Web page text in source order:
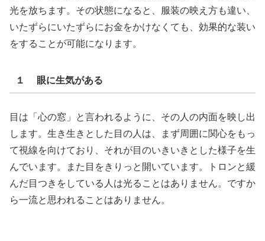
光を放ちます。その状態になると、服装の映え方も違い、
いたずらにいたずらにお金をかけなくても、効果的な装い
をすることが可能になります。
１ 眼に生気がある
目は「心の窓」と言われるように、その人の内面を映し出
します。生き生きとした目の人は、まず周囲に関心をもっ
て視線を向けており、それが目のいきいきとした様子を生
んでいます。また目をきりっと開いています。トロンと緩
んだ目つきをしている人は光ることはありません。ですか
ら一流と思われることはありません。